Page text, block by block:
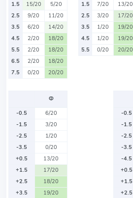
1.5
15/20
5/20
2.5
9/20
11/20
3.5
6/20
14/20
4.5
2/20
18/20
5.5
2/20
18/20
6.5
2/20
18/20
7.5
0/20 20/20
1.5
7/20
13/20
2.5
3/20
17/20
3.5
1/20
19/20
4.5
1/20
19/20
5.5
0/20 20/20
Ф
-0.5
6/20
-1.5
3/20
-2.5
1/20
-3.5
0/20
+0.5
13/20
+1.5
17/20
+2.5
18/20
+3.5
19/20
-0.5
-1.5
-2.5
-3.5
-4.5
+0.5
+1.5
+2.5